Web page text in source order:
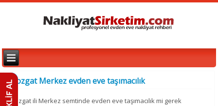
Yozgat Merkez evden eve taşımacılık
Yozgat ili Merkez semtinde evden eve taşımacılık mi gerek